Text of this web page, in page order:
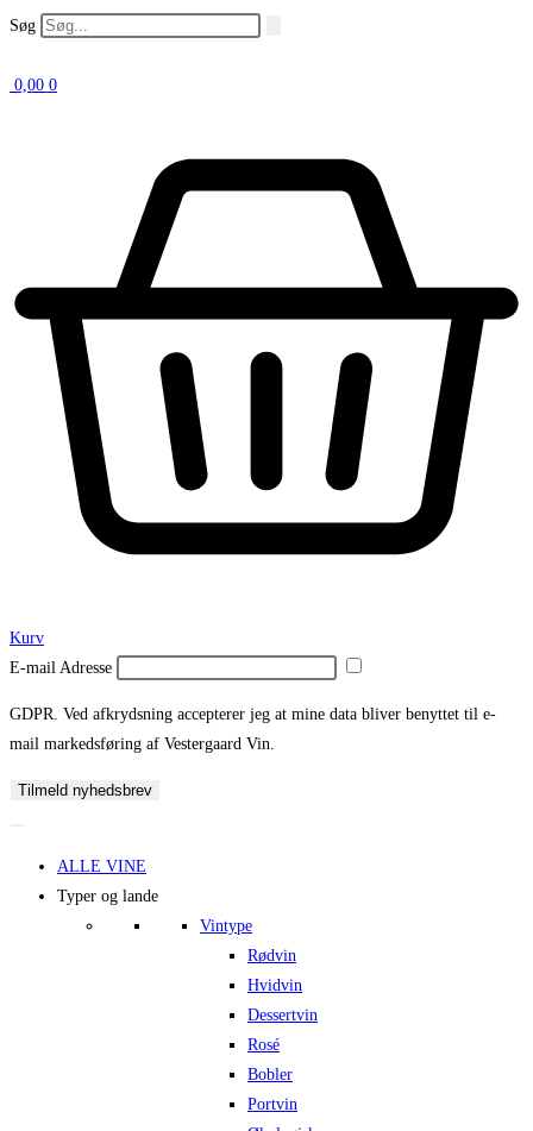
Søg
0,00 0
Kurv
E-mail Adresse
GDPR. Ved afkrydsning accepterer jeg at mine data bliver benyttet til e-
mail markedsføring af Vestergaard Vin.
Tilmeld nyhedsbrev
ALLE VINE
Typer og lande
Vintype
Rødvin
Hvidvin
Dessertvin
Rosé
Bobler
Portvin